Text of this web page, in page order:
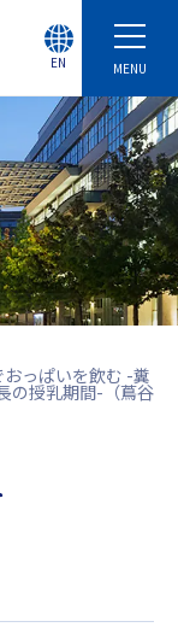
MENU
EN
おっぱいを飲む -糞
の授乳期間-（蔦谷